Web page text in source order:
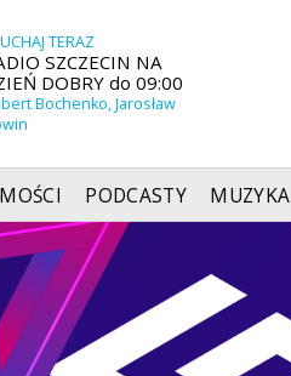
TERAZ
SZCZECIN NA
DOBRY do 09:00
Bochenko, Jarosław
PODCASTY MUZYKA